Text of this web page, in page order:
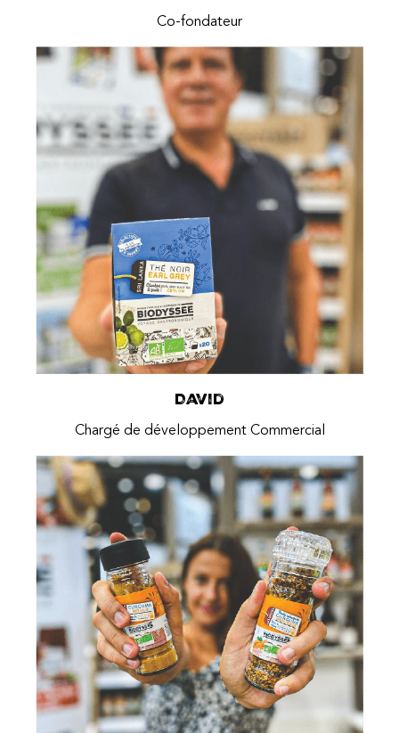
Co-fondateur
David
Chargé de développement Commercial